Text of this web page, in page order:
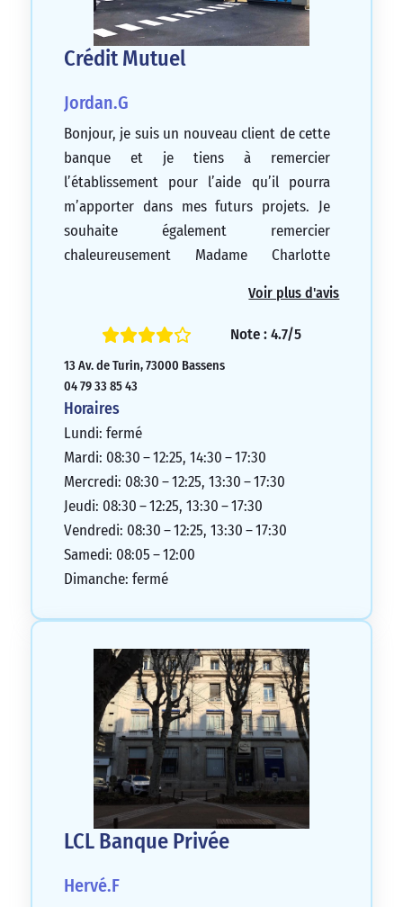
Crédit Mutuel
Jordan.G
Bonjour, je suis un nouveau client de cette
banque et je tiens à remercier
l’établissement pour l’aide qu’il pourra
m’apporter dans mes futurs projets. Je
souhaite également remercier
chaleureusement Madame Charlotte
professionnalisme, son écoute attentive,
sa sympathie et sa serviabilité. Encore une
Voir plus d'avis
Note : 4.7/5
13 Av. de Turin, 73000 Bassens
04 79 33 85 43
Horaires
Lundi: fermé
Mardi: 08:30 – 12:25, 14:30 – 17:30
Mercredi: 08:30 – 12:25, 13:30 – 17:30
Jeudi: 08:30 – 12:25, 13:30 – 17:30
Vendredi: 08:30 – 12:25, 13:30 – 17:30
Samedi: 08:05 – 12:00
Dimanche: fermé
LCL Banque Privée
Hervé.F